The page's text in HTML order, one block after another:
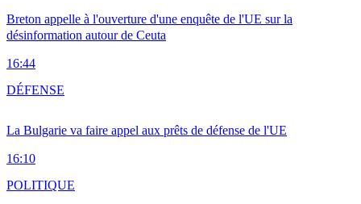
Breton appelle à l'ouverture d'une enquête de l'UE sur la
désinformation autour de Ceuta
16:44
La Bulgarie va faire appel aux prêts de défense de l'UE
16:10
DÉFENSE
POLITIQUE